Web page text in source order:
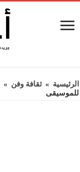
الرئيسية » ثقافة وفن »
للموسيقى